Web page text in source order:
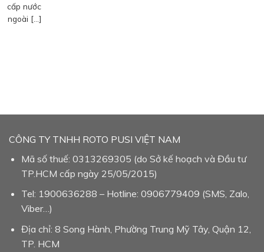
cấp nước
ngoài […]
CÔNG TY TNHH ROTO PUSI VIỆT NAM
Mã số thuế: 0313269305 (do Sở kế hoạch và Đầu tư
TP.HCM cấp ngày 25/05/2015)
Tel: 1900636288 – Hotline: 0906779409 (SMS, Zalo,
Viber…)
Địa chỉ: 8 Song Hành, Phường Trung Mỹ Tây, Quận 12,
TP. HCM